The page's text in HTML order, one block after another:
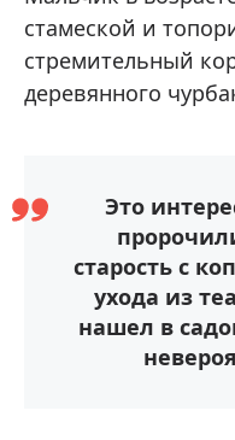
стамеской и
стремительный
деревянного
Это
старость с
ухода из
нашел в